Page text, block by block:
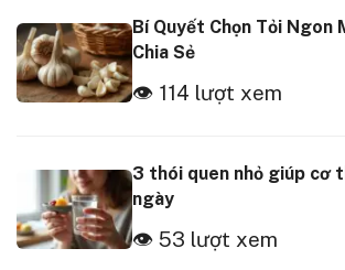
Bí Quyết Chọn Tỏi Ngon
Chia Sẻ
👁 114 lượt xem
3 thói quen nhỏ giúp cơ
ngày
👁 53 lượt xem